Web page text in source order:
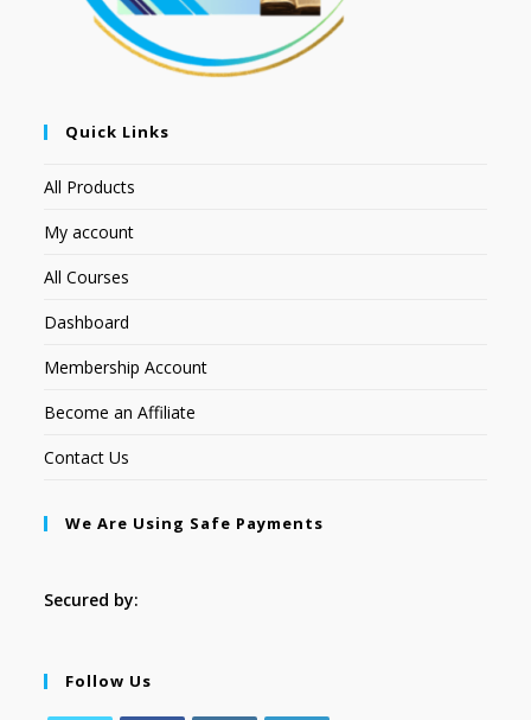
Quick Links
All Products
My account
All Courses
Dashboard
Membership Account
Become an Affiliate
Contact Us
We Are Using Safe Payments
Secured by:
Follow Us